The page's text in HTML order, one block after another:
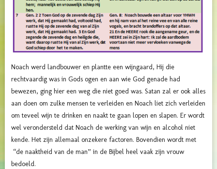
Noach werd landbouwer en plantte een wijngaard, Hij die
rechtvaardig was in Gods ogen en aan wie God genade had
bewezen, ging hier een weg die niet goed was. Satan zal er ook alles
aan doen om zulke mensen te verleiden en Noach liet zich verleiden
om teveel wijn te drinken en naakt te gaan lopen en slapen. Er wordt
wel verondersteld dat Noach de werking van wijn en alcohol niet
kende. Het zijn allemaal onzekere factoren. Bovendien wordt met
“de naaktheid van de man” in de Bijbel heel vaak zijn vrouw
bedoeld.